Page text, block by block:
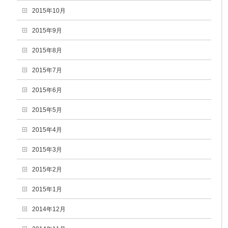
2015年10月
2015年9月
2015年8月
2015年7月
2015年6月
2015年5月
2015年4月
2015年3月
2015年2月
2015年1月
2014年12月